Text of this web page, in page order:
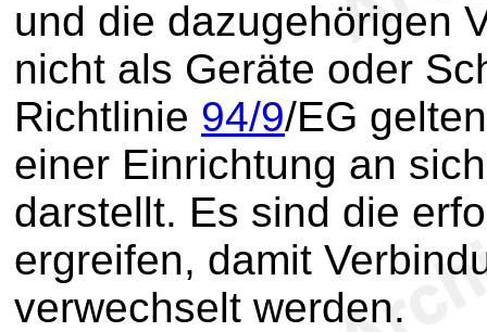
und die dazugehörigen
nicht als Geräte oder
Richtlinie 94/9/EG
einer Einrichtung an
darstellt. Es sind die
ergreifen, damit
verwechselt werden.